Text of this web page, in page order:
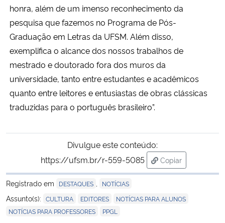
honra, além de um imenso reconhecimento da
pesquisa que fazemos no Programa de Pós-
Graduação em Letras da UFSM. Além disso,
exemplifica o alcance dos nossos trabalhos de
mestrado e doutorado fora dos muros da
universidade, tanto entre estudantes e acadêmicos
quanto entre leitores e entusiastas de obras clássicas
traduzidas para o português brasileiro”.
Divulgue este conteúdo:
https://ufsm.br/r-559-5085
Copiar
para área de
Registrado em
DESTAQUES NOTÍCIAS
Assunto(s): CULTURA EDITORES NOTÍCIAS PARA ALUNOS
NOTÍCIAS PARA PROFESSORES PPGL